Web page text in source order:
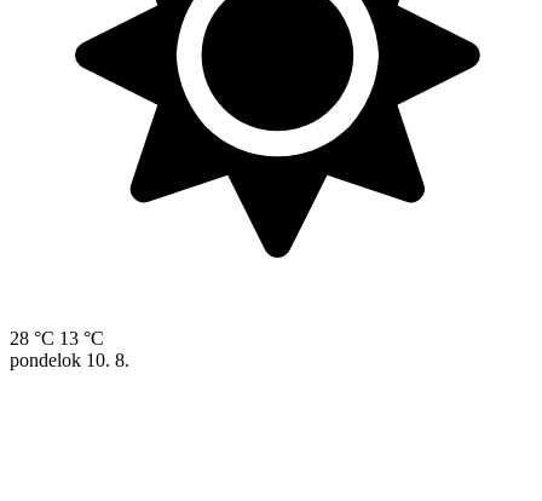
28 °C 13 °C
pondelok 10. 8.